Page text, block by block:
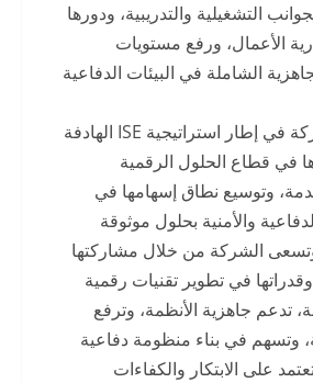
التشغيلية والتدريبية، ودورها
الأعمال، ورفع مستويات
الشاملة في البيئات الدفاعية
وتأتي هذه المشاركة في إطار استراتيجية ISE الهادفة
في قطاع الحلول الرقمية
وتوسيع نطاق إسهامها في
والأمنية بحلول موثوقة
وتسعى الشركة من خلال مشاركتها
وقدراتها في تطوير تقنيات رقمية
تدعم جاهزية الأنظمة، وترفع
وتسهم في بناء منظومة دفاعية
على الابتكار والكفاءات